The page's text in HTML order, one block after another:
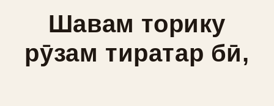
Шавам торику
рӯзам тиратар бӣ,